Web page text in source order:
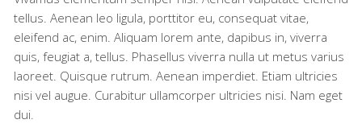
tellus. Aenean leo ligula, porttitor eu, consequat vitae,
eleifend ac, enim. Aliquam lorem ante, dapibus in, viverra
quis, feugiat a, tellus. Phasellus viverra nulla ut metus varius
laoreet. Quisque rutrum. Aenean imperdiet. Etiam ultricies
nisi vel augue. Curabitur ullamcorper ultricies nisi. Nam eget
dui.